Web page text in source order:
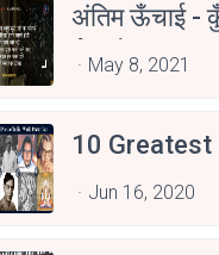
अंतिम ऊँचाई -
Aspirants
May 8, 2021
10 Greatest
Jun 16, 2020